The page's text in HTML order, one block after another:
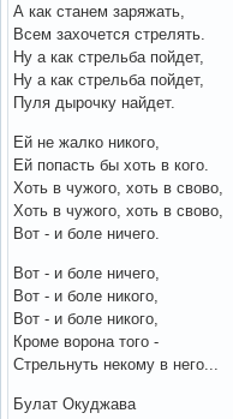
А как станем заряжать,
Всем захочется стрелять.
Ну а как стрельба пойдет,
Ну а как стрельба пойдет,
Пуля дырочку найдет.
Ей не жалко никого,
Ей попасть бы хоть в кого.
Хоть в чужого, хоть в свово,
Хоть в чужого, хоть в свово,
Вот - и боле ничего.
Вот - и боле ничего,
Вот - и боле никого,
Вот - и боле никого,
Кроме ворона того -
Стрельнуть некому в него...
Булат Окуджава